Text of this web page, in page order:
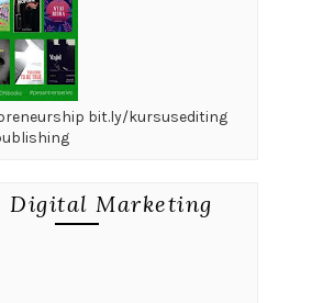
bit.ly/kursusediting
Digital Marketing